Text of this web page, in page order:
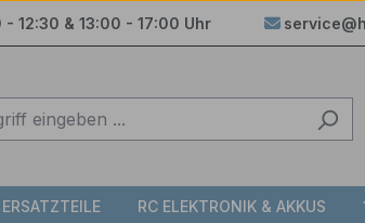
- 12:30 & 13:00 - 17:00 Uhr
RC ELEKTRONIK & AKKUS